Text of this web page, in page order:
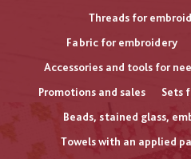
Threads for
Fabric for embroidery
Accessories and tools for
Promotions and sales
Sets
Beads, stained glass,
Towels with an applied